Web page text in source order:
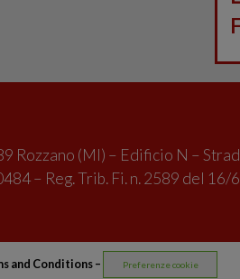
(MI) – Edificio N –
– Reg. Trib. Fi. n. 2589 del 16/
and Conditions– Preferenze cookie